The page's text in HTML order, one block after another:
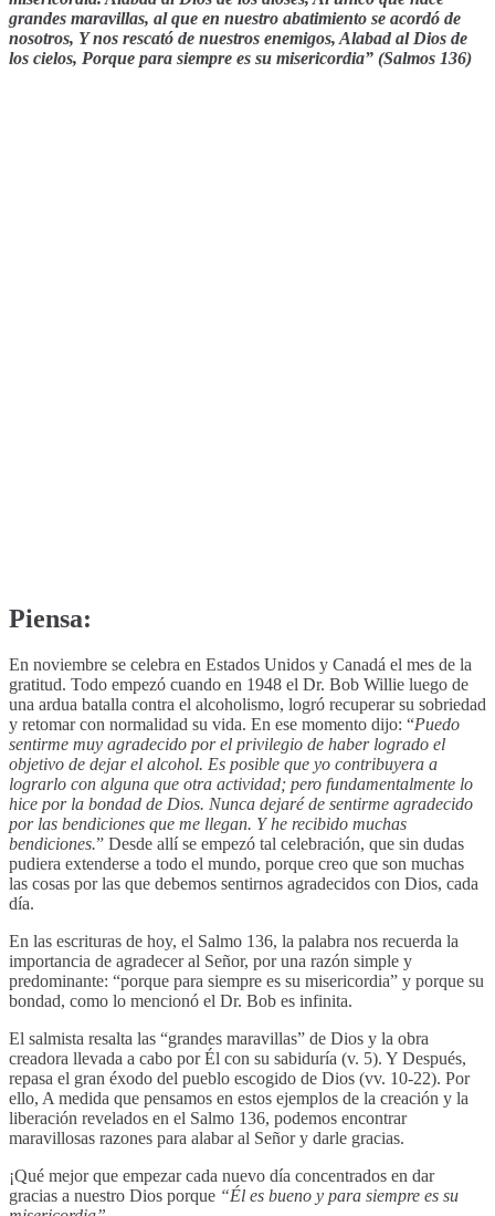
grandes maravillas, al que en nuestro abatimiento se acordó de
nosotros, Y nos rescató de nuestros enemigos, Alabad al Dios de
los cielos, Porque para siempre es su misericordia” (Salmos 136)
Piensa:
En noviembre se celebra en Estados Unidos y Canadá el mes de la
gratitud. Todo empezó cuando en 1948 el Dr. Bob Willie luego de
una ardua batalla contra el alcoholismo, logró recuperar su sobriedad
y retomar con normalidad su vida. En ese momento dijo: “Puedo
sentirme muy agradecido por el privilegio de haber logrado el
objetivo de dejar el alcohol. Es posible que yo contribuyera a
lograrlo con alguna que otra actividad; pero fundamentalmente lo
hice por la bondad de Dios. Nunca dejaré de sentirme agradecido
por las bendiciones que me llegan. Y he recibido muchas
bendiciones.” Desde allí se empezó tal celebración, que sin dudas
pudiera extenderse a todo el mundo, porque creo que son muchas
las cosas por las que debemos sentirnos agradecidos con Dios, cada
día.
En las escrituras de hoy, el Salmo 136, la palabra nos recuerda la
importancia de agradecer al Señor, por una razón simple y
predominante: “porque para siempre es su misericordia” y porque su
bondad, como lo mencionó el Dr. Bob es infinita.
El salmista resalta las “grandes maravillas” de Dios y la obra
creadora llevada a cabo por Él con su sabiduría (v. 5). Y Después,
repasa el gran éxodo del pueblo escogido de Dios (vv. 10-22). Por
ello, A medida que pensamos en estos ejemplos de la creación y la
liberación revelados en el Salmo 136, podemos encontrar
maravillosas razones para alabar al Señor y darle gracias.
¡Qué mejor que empezar cada nuevo día concentrados en dar
gracias a nuestro Dios porque “Él es bueno y para siempre es su